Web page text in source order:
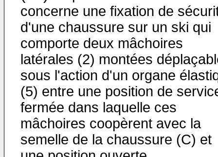
concerne une fixation de
d'une chaussure sur un ski qui
comporte deux mâchoires
latérales (2) montées
sous l'action d'un organe
(5) entre une position de
fermée dans laquelle ces
mâchoires coopèrent avec la
semelle de la chaussure (C) et